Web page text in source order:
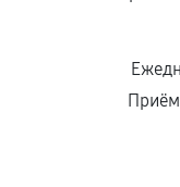
Приём